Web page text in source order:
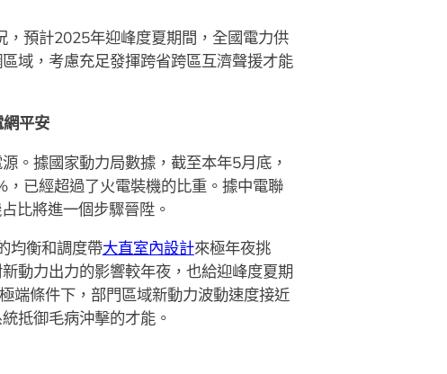
預計2025年迎峰度夏期間，全國電力供
域，考慮充足發揮跨省跨區互濟聲援才能
網平安
。據國家動力局數據，截至本年5月底，
已經超過了火電裝機的比重。據中電聯
比將進一個步驟晉陞。
均衡和調度帶大直室內設計來極年夜挑
動力出力的影響較年夜，也給迎峰度夏期
端條件下，部門區域新動力波動速度接近
抵御毛病沖擊的才能。